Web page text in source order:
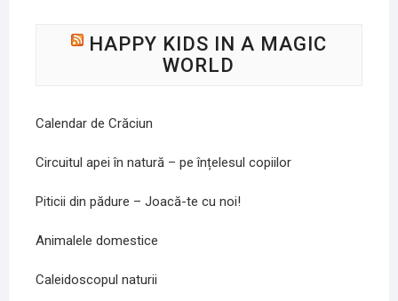
HAPPY KIDS IN A MAGIC
WORLD
Calendar de Crăciun
Circuitul apei în natură – pe înțelesul copiilor
Piticii din pădure – Joacă-te cu noi!
Animalele domestice
Caleidoscopul naturii